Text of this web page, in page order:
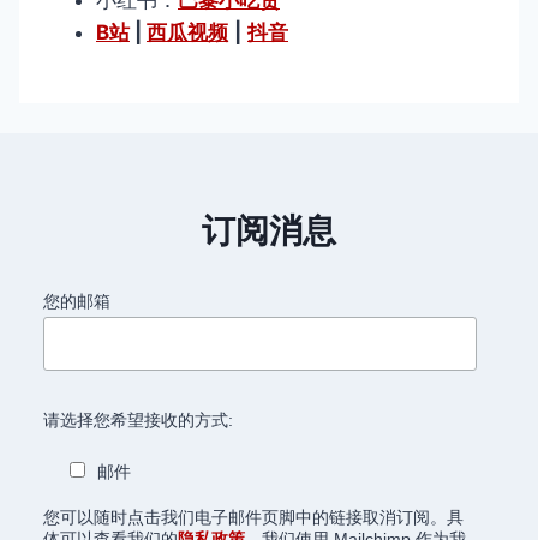
B站| 西瓜视频 抖音
订阅消息
您的邮箱
请选择您希望接收的方式:
邮件
您可以随时点击我们电子邮件页脚中的链接取消订阅。具